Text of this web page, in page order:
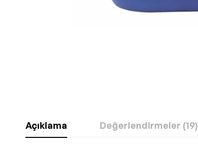
Açıklama Değerlendirmeler (19)